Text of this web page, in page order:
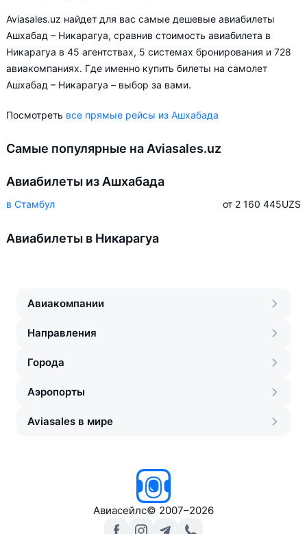
Aviasales.uz найдет для вас самые дешевые авиабилеты
Ашхабад – Никарагуа, сравнив стоимость авиабилета в
Никарагуа в 45 агентствах, 5 системах бронирования и 728
авиакомпаниях. Где именно купить билеты на самолет
Ашхабад – Никарагуа – выбор за вами.
Посмотреть все прямые рейсы из Ашхабада
Самые популярные на Aviasales.uz
Авиабилеты из Ашхабада
в Стамбул от 2 160 445UZS
Авиабилеты в Никарагуа
Авиакомпании
Направления
Города
Аэропорты
Aviasales в мире
Авиасейлс© 2007–2026